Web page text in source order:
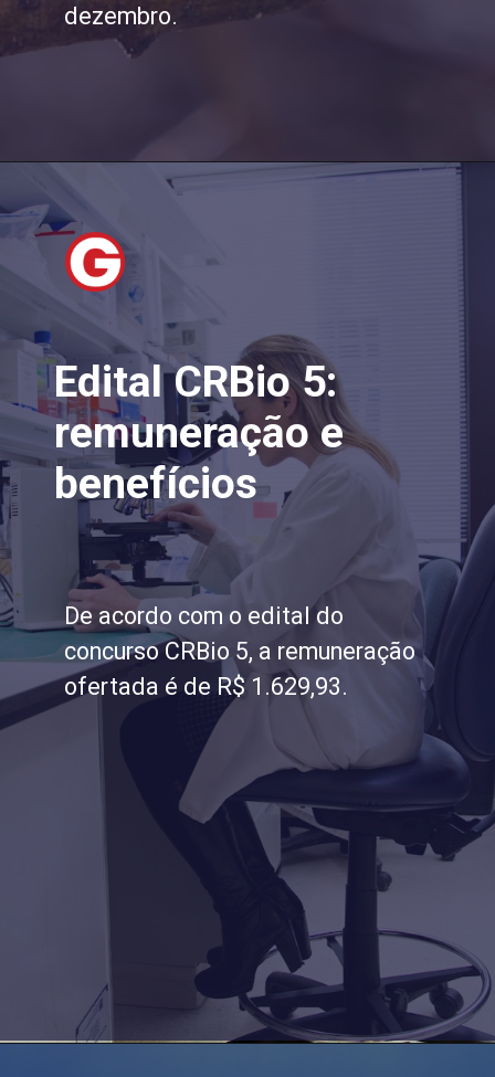
dezembro.
Edital CRBio 5:
remuneração e
benefícios
De acordo com o edital do
concurso CRBio 5, a remuneração
ofertada é de R$ 1.629,93.